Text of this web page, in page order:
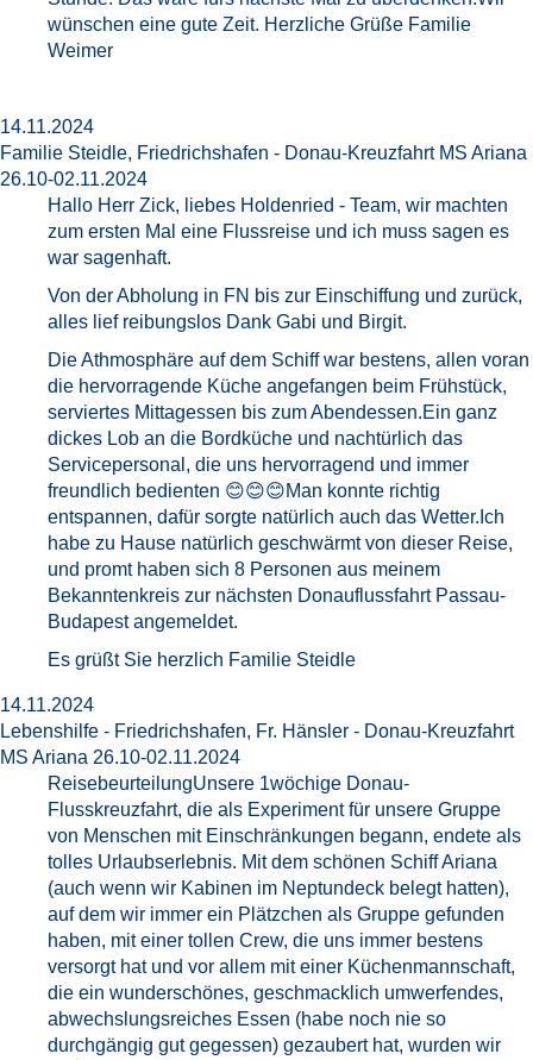
wünschen eine gute Zeit. Herzliche Grüße Familie
Weimer
14.11.2024
Familie Steidle, Friedrichshafen - Donau-Kreuzfahrt MS Ariana
26.10-02.11.2024
Hallo Herr Zick, liebes Holdenried - Team, wir machten
zum ersten Mal eine Flussreise und ich muss sagen es
war sagenhaft.
Von der Abholung in FN bis zur Einschiffung und zurück,
alles lief reibungslos Dank Gabi und Birgit.
Die Athmosphäre auf dem Schiff war bestens, allen voran
die hervorragende Küche angefangen beim Frühstück,
serviertes Mittagessen bis zum Abendessen.Ein ganz
dickes Lob an die Bordküche und nachtürlich das
Servicepersonal, die uns hervorragend und immer
freundlich bedienten 😊😊😊Man konnte richtig
entspannen, dafür sorgte natürlich auch das Wetter.Ich
habe zu Hause natürlich geschwärmt von dieser Reise,
und promt haben sich 8 Personen aus meinem
Bekanntenkreis zur nächsten Donauflussfahrt Passau-
Budapest angemeldet.
Es grüßt Sie herzlich Familie Steidle
14.11.2024
Lebenshilfe - Friedrichshafen, Fr. Hänsler - Donau-Kreuzfahrt
MS Ariana 26.10-02.11.2024
ReisebeurteilungUnsere 1wöchige Donau-
Flusskreuzfahrt, die als Experiment für unsere Gruppe
von Menschen mit Einschränkungen begann, endete als
tolles Urlaubserlebnis. Mit dem schönen Schiff Ariana
(auch wenn wir Kabinen im Neptundeck belegt hatten),
auf dem wir immer ein Plätzchen als Gruppe gefunden
haben, mit einer tollen Crew, die uns immer bestens
versorgt hat und vor allem mit einer Küchenmannschaft,
die ein wunderschönes, geschmacklich umwerfendes,
abwechslungsreiches Essen (habe noch nie so
durchgängig gut gegessen) gezaubert hat, wurden wir